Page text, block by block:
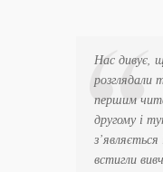
Нас дивує,
розглядали
першим
другому і
встигли